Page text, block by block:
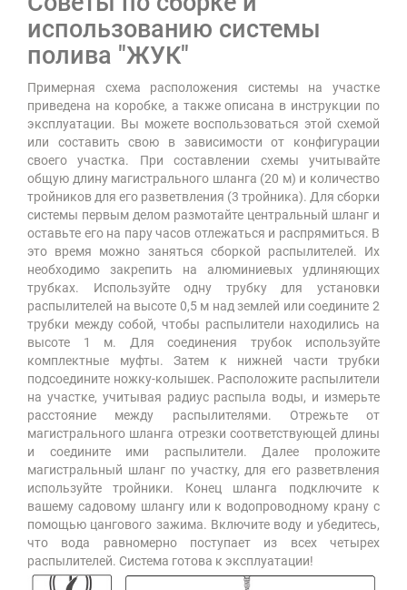
использованию системы
полива "ЖУК"
Примерная схема расположения системы на участке
приведена на коробке, а также описана в инструкции по
эксплуатации. Вы можете воспользоваться этой схемой
или составить свою в зависимости от конфигурации
своего участка. При составлении схемы учитывайте
общую длину магистрального шланга (20 м) и количество
тройников для его разветвления (3 тройника). Для сборки
системы первым делом размотайте центральный шланг и
оставьте его на пару часов отлежаться и распрямиться. В
это время можно заняться сборкой распылителей. Их
необходимо закрепить на алюминиевых удлиняющих
трубках. Используйте одну трубку для установки
распылителей на высоте 0,5 м над землей или соедините 2
трубки между собой, чтобы распылители находились на
высоте 1 м. Для соединения трубок используйте
комплектные муфты. Затем к нижней части трубки
подсоедините ножку-колышек. Расположите распылители
на участке, учитывая радиус распыла воды, и измерьте
расстояние между распылителями. Отрежьте от
магистрального шланга отрезки соответствующей длины
и соедините ими распылители. Далее проложите
магистральный шланг по участку, для его разветвления
используйте тройники. Конец шланга подключите к
вашему садовому шлангу или к водопроводному крану с
помощью цангового зажима. Включите воду и убедитесь,
что вода равномерно поступает из всех четырех
распылителей. Система готова к эксплуатации!